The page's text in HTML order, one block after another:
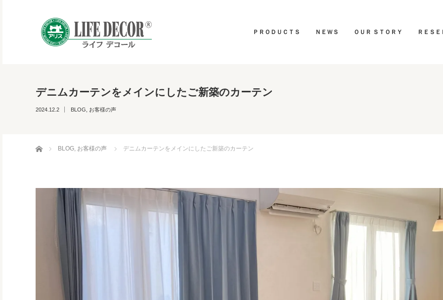
ＰＲＯＤＵＣＴＳ ＮＥＷＳ ＯＵＲ ＳＴＯＲＹ ＲＥＳ
デニムカーテンをメインにしたご新築のカーテン
2024.12.2 BLOG お客様の声
ホーム BLOG, お客様の声 デニムカーテンをメインにしたご新築のカーテン